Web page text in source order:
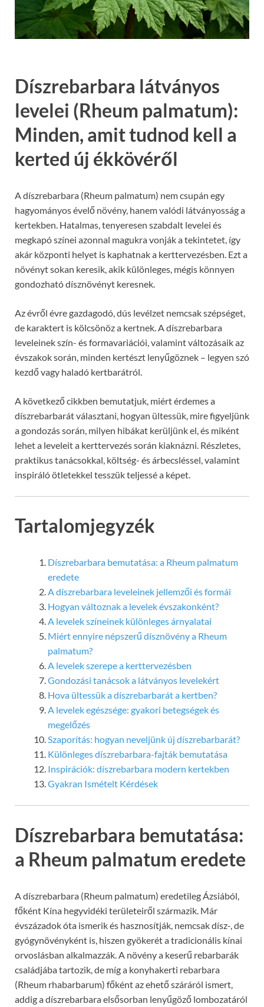
Díszrebarbara látványos
levelei (Rheum palmatum):
Minden, amit tudnod kell a
kerted új ékkövéről
A díszrebarbara (Rheum palmatum) nem csupán egy
hagyományos évelő növény, hanem valódi látványosság a
kertekben. Hatalmas, tenyeresen szabdalt levelei és
megkapó színei azonnal magukra vonják a tekintetet, így
akár központi helyet is kaphatnak a kerttervezésben. Ezt a
növényt sokan keresik, akik különleges, mégis könnyen
gondozható dísznövényt keresnek.
Az évről évre gazdagodó, dús levélzet nemcsak szépséget,
de karaktert is kölcsönöz a kertnek. A díszrebarbara
leveleinek szín- és formavariációi, valamint változásaik az
évszakok során, minden kertészt lenyűgöznek – legyen szó
kezdő vagy haladó kertbarátról.
A következő cikkben bemutatjuk, miért érdemes a
díszrebarbarát választani, hogyan ültessük, mire figyeljünk
a gondozás során, milyen hibákat kerüljünk el, és miként
lehet a leveleit a kerttervezés során kiaknázni. Részletes,
praktikus tanácsokkal, költség- és árbecsléssel, valamint
inspiráló ötletekkel tesszük teljessé a képet.
Tartalomjegyzék
Díszrebarbara bemutatása: a Rheum palmatum
eredete
A díszrebarbara leveleinek jellemzői és formái
Hogyan változnak a levelek évszakonként?
A levelek színeinek különleges árnyalatai
Miért ennyire népszerű dísznövény a Rheum
palmatum?
A levelek szerepe a kerttervezésben
Gondozási tanácsok a látványos levelekért
Hova ültessük a díszrebarbarát a kertben?
A levelek egészsége: gyakori betegségek és
megelőzés
Szaporítás: hogyan neveljünk új díszrebarbarát?
Különleges díszrebarbara-fajták bemutatása
Inspirációk: díszrebarbara modern kertekben
Gyakran Ismételt Kérdések
Díszrebarbara bemutatása:
a Rheum palmatum eredete
A díszrebarbara (Rheum palmatum) eredetileg Ázsiából,
főként Kína hegyvidéki területeiről származik. Már
évszázadok óta ismerik és hasznosítják, nemcsak dísz-, de
gyógynövényként is, hiszen gyökerét a tradicionális kínai
orvoslásban alkalmazzák. A növény a keserű rebarbarák
családjába tartozik, de míg a konyhakerti rebarbara
(Rheum rhabarbarum) főként az ehető száráról ismert,
addig a díszrebarbara elsősorban lenyűgöző lombozatáról